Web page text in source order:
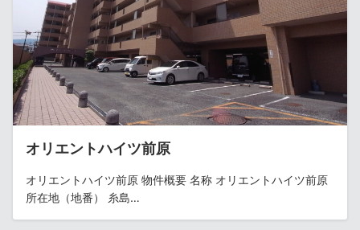
オリエントハイツ前原
オリエントハイツ前原 物件概要 名称 オリエントハイツ前原
所在地（地番） 糸島…